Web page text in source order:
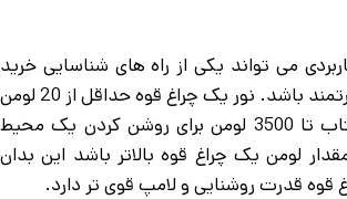
می تواند یکی از راه های شناسایی خرید
چراغ قوه‌ی قوی و قدرتمند باشد. نور یک چراغ قوه حداقل از 20 لومن
بـرای خواندن یک کتاب تا 3500 لومن برای روشن کردن یک محیط
لومن یک چراغ قوه بالاتر باشد این بدان
قوه قدرت روشنایی و لامپ قوی تر دارد.